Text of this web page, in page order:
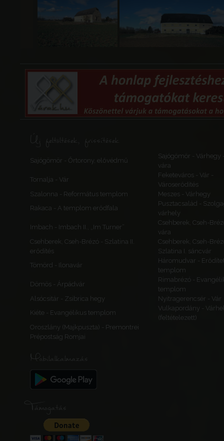
Új feltöltések, frissítések
Sajógömör - Őrtorony, elővédmű
Sajógömör - Várhegy
vára
Tornalja - Vár
Feketeváros - Vár -
Városerődítés
Szalonna - Református templom
Meszes - Várhegy
Rakaca - A templom erődfala
Pusztacsalád -
várhely
Imbach - Imbach II., „Im Turner”
Csehberek, Cseh-
vára
Csehberek, Cseh-Brézó - Szlatina II.
erődítés
Csehberek, Cseh-
Szlatina I. sáncvár
Tömörd - Ilonavár
Háromudvar -
templom
Dömös - Árpádvár
Rimabrézó -
templom
Alsócsitár - Zsibrica hegy
Nyitragerencsér - Vár
Kiéte - Evangélikus templom
Vulkapordány -
(feltételezett)
Oroszlány (Majkpuszta) - Premontrei
Prépostság Romjai
Mobilalkalmazás
Támogatás